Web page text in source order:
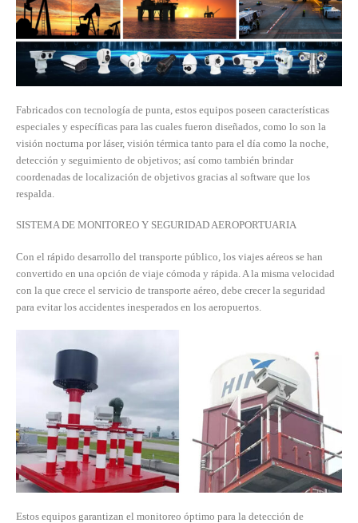
Fabricados con tecnología de punta, estos equipos poseen características
especiales y específicas para las cuales fueron diseñados, como lo son la
visión nocturna por láser, visión térmica tanto para el día como la noche,
detección y seguimiento de objetivos; así como también brindar
coordenadas de localización de objetivos gracias al software que los
respalda.
SISTEMA DE MONITOREO Y SEGURIDAD AEROPORTUARIA
Con el rápido desarrollo del transporte público, los viajes aéreos se han
convertido en una opción de viaje cómoda y rápida. A la misma velocidad
con la que crece el servicio de transporte aéreo, debe crecer la seguridad
para evitar los accidentes inesperados en los aeropuertos.
Estos equipos garantizan el monitoreo óptimo para la detección de